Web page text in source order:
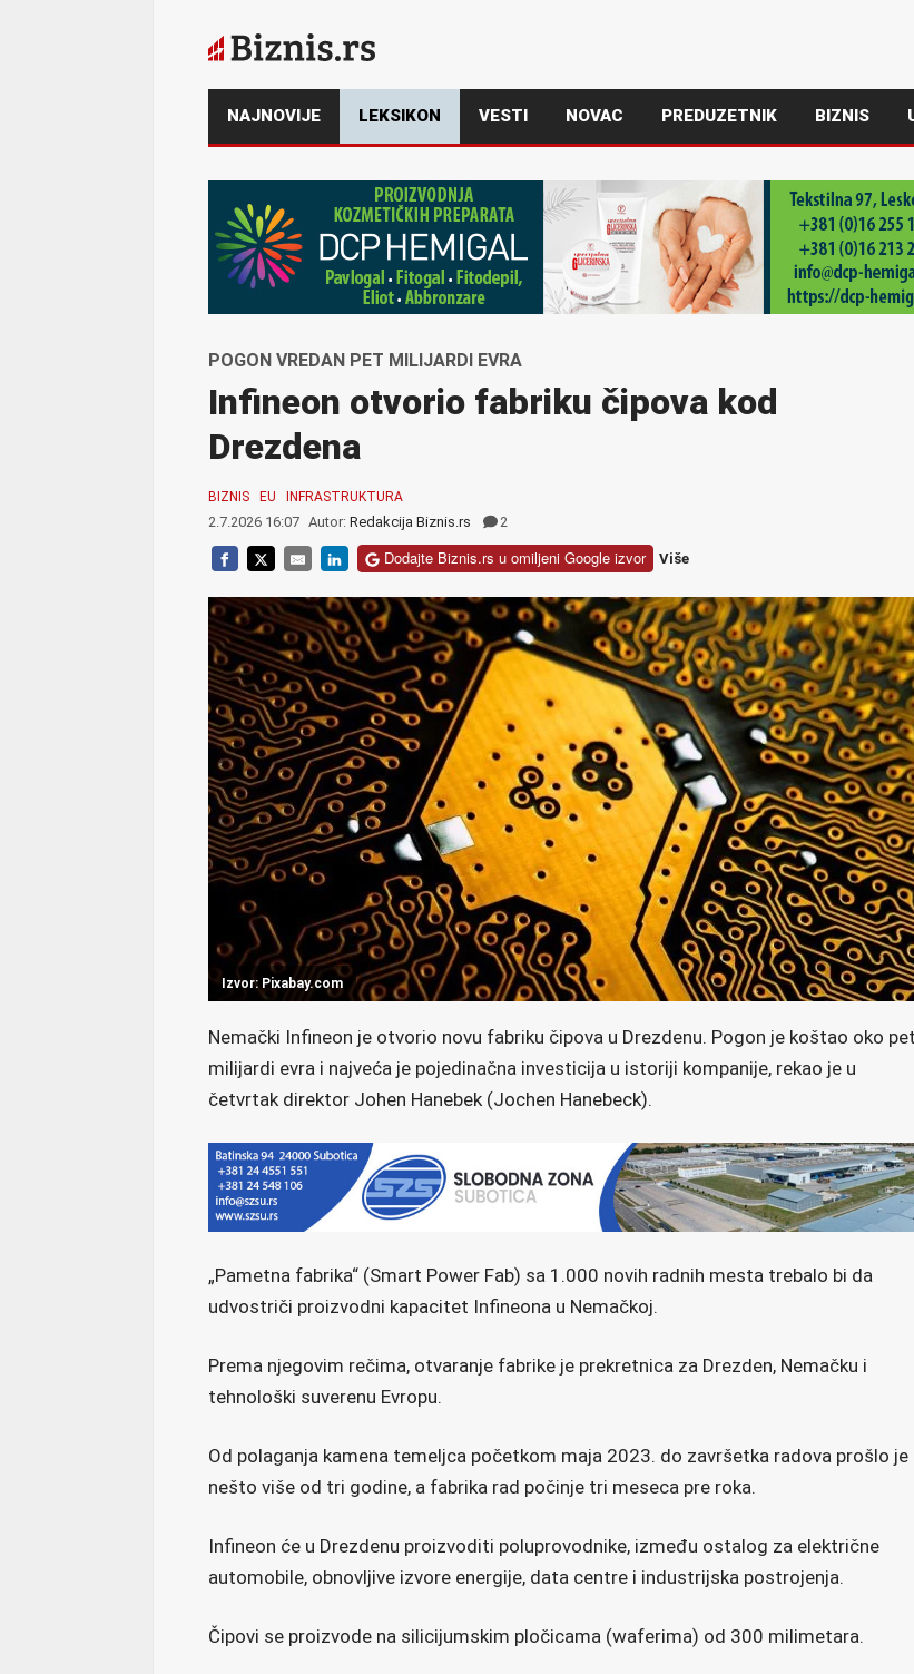
NAJNOVIJE LEKSIKON VESTI NOVAC PREDUZETNIK BIZNIS
POGON VREDAN PET MILIJARDI EVRA
Infineon otvorio fabriku čipova kod
Drezdena
BIZNIS EU INFRASTRUKTURA
2.7.2026 16:07 Autor: Redakcija Biznis.rs 2
Dodajte Biznis.rs u omiljeni Google izvor Više
Izvor: Pixabay.com
Nemački Infineon je otvorio novu fabriku čipova u Drezdenu. Pogon je koštao oko pet
milijardi evra i najveća je pojedinačna investicija u istoriji kompanije, rekao je u
četvrtak direktor Johen Hanebek (Jochen Hanebeck).
„Pametna fabrika“ (Smart Power Fab) sa 1.000 novih radnih mesta trebalo bi da
udvostriči proizvodni kapacitet Infineona u Nemačkoj.
Prema njegovim rečima, otvaranje fabrike je prekretnica za Drezden, Nemačku i
tehnološki suverenu Evropu.
Od polaganja kamena temeljca početkom maja 2023. do završetka radova prošlo je
nešto više od tri godine, a fabrika rad počinje tri meseca pre roka.
Infineon će u Drezdenu proizvoditi poluprovodnike, između ostalog za električne
automobile, obnovljive izvore energije, data centre i industrijska postrojenja.
Čipovi se proizvode na silicijumskim pločicama (waferima) od 300 milimetara.